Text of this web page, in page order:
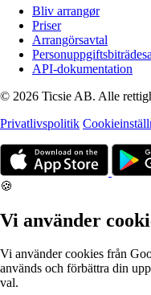
Bliv arrangør
Priser
Arrangörsavtal
API-dokumentation
© 2026 Ticsie AB. Alle
Privatlivspolitik
🍪
Vi använder
Vi använder cookies från
används och förbättra din
val.